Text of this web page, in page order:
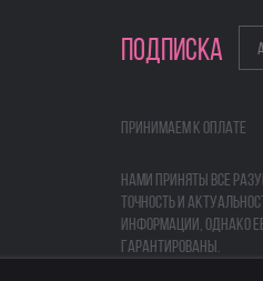
ПОДПИСКА
Принимаем к оплате
Нами приняты все
точность и
информации, однако
гарантированы.